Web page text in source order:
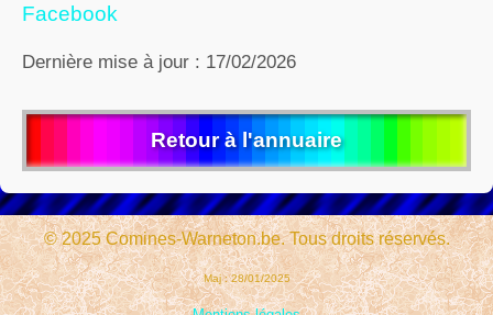
Facebook
Dernière mise à jour : 17/02/2026
Retour à l'annuaire
© 2025 Comines-Warneton.be. Tous droits réservés.
Maj : 28/01/2025